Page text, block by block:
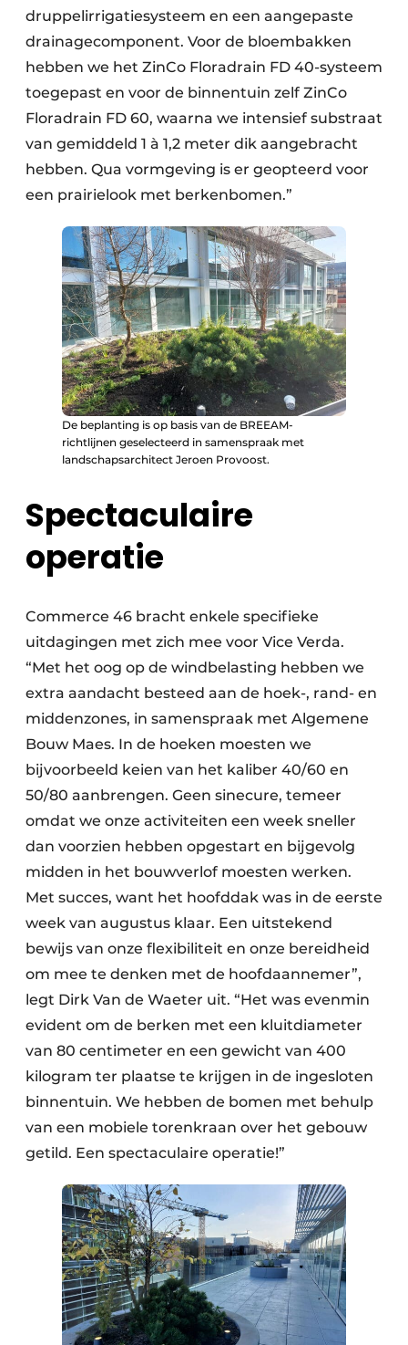
druppelirrigatiesysteem en een aangepaste
drainagecomponent. Voor de bloembakken
hebben we het ZinCo Floradrain FD 40-systeem
toegepast en voor de binnentuin zelf ZinCo
Floradrain FD 60, waarna we intensief substraat
van gemiddeld 1 à 1,2 meter dik aangebracht
hebben. Qua vormgeving is er geopteerd voor
een prairielook met berkenbomen.”
De beplanting is op basis van de BREEAM-
richtlijnen geselecteerd in samenspraak met
landschapsarchitect Jeroen Provoost.
Spectaculaire
operatie
Commerce 46 bracht enkele specifieke
uitdagingen met zich mee voor Vice Verda.
“Met het oog op de windbelasting hebben we
extra aandacht besteed aan de hoek-, rand- en
middenzones, in samenspraak met Algemene
Bouw Maes. In de hoeken moesten we
bijvoorbeeld keien van het kaliber 40/60 en
50/80 aanbrengen. Geen sinecure, temeer
omdat we onze activiteiten een week sneller
dan voorzien hebben opgestart en bijgevolg
midden in het bouwverlof moesten werken.
Met succes, want het hoofddak was in de eerste
week van augustus klaar. Een uitstekend
bewijs van onze flexibiliteit en onze bereidheid
om mee te denken met de hoofdaannemer”,
legt Dirk Van de Waeter uit. “Het was evenmin
evident om de berken met een kluitdiameter
van 80 centimeter en een gewicht van 400
kilogram ter plaatse te krijgen in de ingesloten
binnentuin. We hebben de bomen met behulp
van een mobiele torenkraan over het gebouw
getild. Een spectaculaire operatie!”